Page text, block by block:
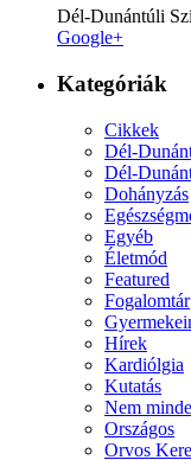
Dél-Dunántúli
Google+
Kategóriák
Cikkek
Dél-
Dél-
Dohányzás
Egyéb
Életmód
Featured
Fogalomtár
Hírek
Kardiólgia
Kutatás
Nem
Országos
Orvos